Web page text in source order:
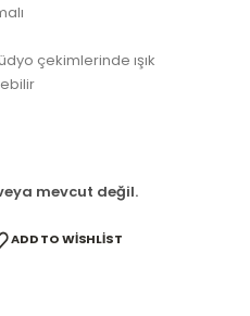
çekimlerinde ışık
mevcut değil.
ADD TO WISHLIST